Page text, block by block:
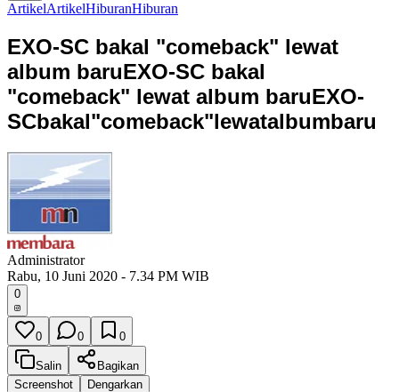
ArtikelArtikelHiburanHiburan
EXO-SC bakal "comeback" lewat
album baruEXO-SC bakal
"comeback" lewat album baruEXO-
SCbakal"comeback"lewatalbumbaru
Administrator
Rabu, 10 Juni 2020 - 7.34 PM WIB
0
0 0 0
Salin
Bagikan
Screenshot
Dengarkan